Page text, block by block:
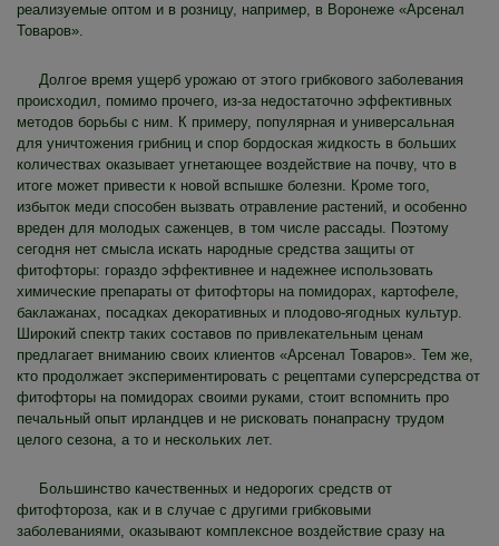
реализуемые оптом и в розницу, например, в Воронеже «Арсенал
Товаров».
Долгое время ущерб урожаю от этого грибкового заболевания
происходил, помимо прочего, из-за недостаточно эффективных
методов борьбы с ним. К примеру, популярная и универсальная
для уничтожения грибниц и спор бордоская жидкость в больших
количествах оказывает угнетающее воздействие на почву, что в
итоге может привести к новой вспышке болезни. Кроме того,
избыток меди способен вызвать отравление растений, и особенно
вреден для молодых саженцев, в том числе рассады. Поэтому
сегодня нет смысла искать народные средства защиты от
фитофторы: гораздо эффективнее и надежнее использовать
химические препараты от фитофторы на помидорах, картофеле,
баклажанах, посадках декоративных и плодово-ягодных культур.
Широкий спектр таких составов по привлекательным ценам
предлагает вниманию своих клиентов «Арсенал Товаров». Тем же,
кто продолжает экспериментировать с рецептами суперсредства от
фитофторы на помидорах своими руками, стоит вспомнить про
печальный опыт ирландцев и не рисковать понапрасну трудом
целого сезона, а то и нескольких лет.
Большинство качественных и недорогих средств от
фитофтороза, как и в случае с другими грибковыми
заболеваниями, оказывают комплексное воздействие сразу на